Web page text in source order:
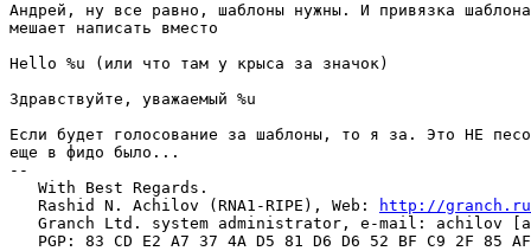
Андрей, ну все равно, шаблоны нужны. И привязка
мешает написать вместо
Hello %u (или что там у крыса за значок)
Здравствуйте, уважаемый %u
Если будет голосование за шаблоны, то я за. Это НЕ
еще в фидо было...
--
   With Best Regards.
   Rashid N. Achilov (RNA1-RIPE), Web:
http://
Granch Ltd. system administrator, e-mail: achilov